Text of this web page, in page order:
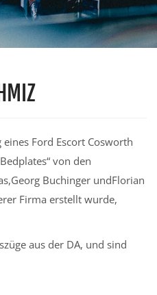
Ford Escort Cosworth
von den
Buchinger undFlorian
Firma erstellt wurde,
aus der DA, und sind